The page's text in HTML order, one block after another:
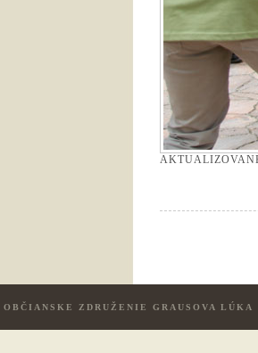
OBČIANSKE ZDRUŽENIE GRAUSOVA LÚKA